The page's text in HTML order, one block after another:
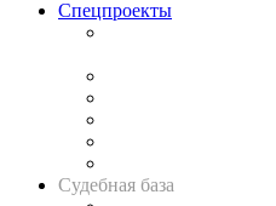
Спецпроекты
Судебная база